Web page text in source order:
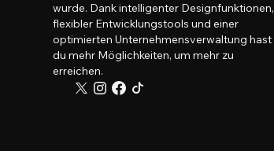
wurde. Dank intelligenter Designfunktionen,
flexibler Entwicklungstools und einer
optimierten Unternehmensverwaltung hast
du mehr Möglichkeiten, um mehr zu
erreichen.